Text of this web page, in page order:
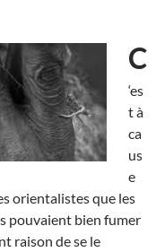
C
‘es
t à
ca
us
e
orientalistes que les
pouvaient bien fumer
raison de se le